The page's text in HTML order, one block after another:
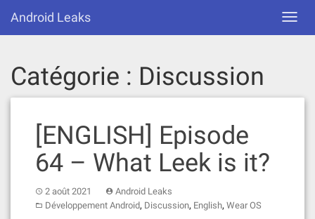
content
Android Leaks
Catégorie : Discussion
[ENGLISH] Episode
64 – What Leek is it?
2 août 2021
Android Leaks
Développement Android, Discussion, English, Wear OS